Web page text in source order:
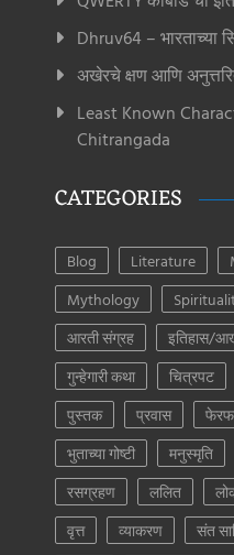
Dhruv64 – भारताच्या
अखेरचे क्षण आणि
Least Known
Chitrangada
CATEGORIES
Blog Literature
Mythology
आरती संग्रह
इतिहास/
गुन्हेगारी कथा
चित्रपट
पुस्तक
प्रवास
भुताच्या गोष्टी
मनुस्मृति
रसग्रहण
ललित
वृत्त
व्याकरण संत